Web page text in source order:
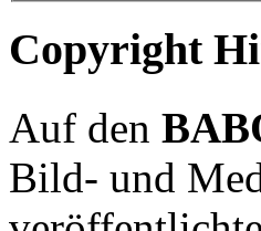
Copyright
Auf den
Bild- und